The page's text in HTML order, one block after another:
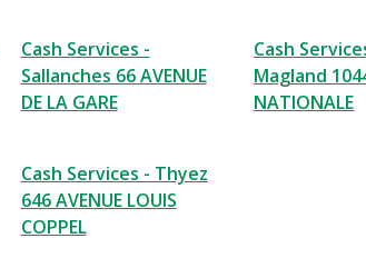
Cash Services -
Sallanches 66 AVENUE
DE LA GARE
Cash
Magland
NATIONALE
Cash Services - Thyez
646 AVENUE LOUIS
COPPEL